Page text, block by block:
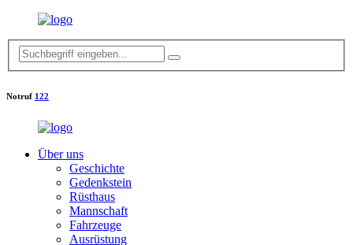
Notruf 122
Über uns
Geschichte
Gedenkstein
Rüsthaus
Mannschaft
Fahrzeuge
Ausrüstung